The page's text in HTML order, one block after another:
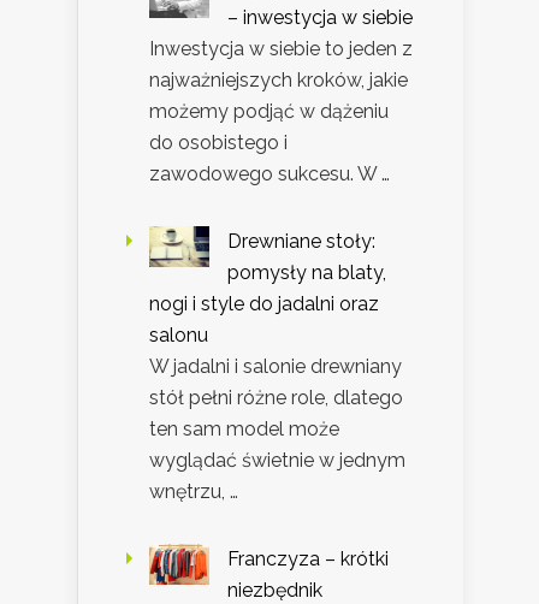
– inwestycja w siebie
Inwestycja w siebie to jeden z
najważniejszych kroków, jakie
możemy podjąć w dążeniu
do osobistego i
zawodowego sukcesu. W …
Drewniane stoły:
pomysły na blaty,
nogi i style do jadalni oraz
salonu
W jadalni i salonie drewniany
stół pełni różne role, dlatego
ten sam model może
wyglądać świetnie w jednym
wnętrzu, …
Franczyza – krótki
niezbędnik